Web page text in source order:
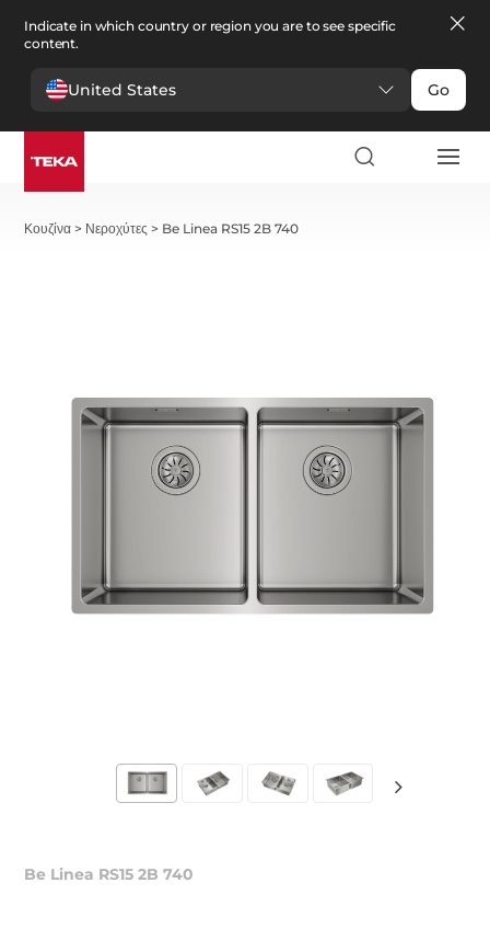
Indicate in which country or region you are to see specific
content.
United States Go
Κουζίνα > Νεροχύτες > Be Linea RS15 2B 740
Be Linea RS15 2B 740